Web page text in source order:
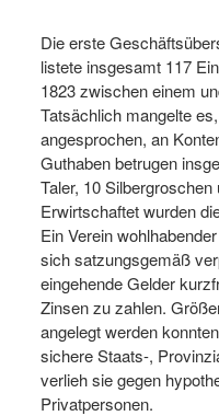
Die erste
listete insgesamt 117
1823 zwischen einem
Tatsächlich mangelte
angesprochen, an
Guthaben betrugen
Taler, 10 Silbergroschen
Erwirtschaftet wurden
Ein Verein
sich satzungsgemäß
eingehende Gelder
Zinsen zu zahlen.
angelegt werden
sichere Staats-,
verlieh sie gegen
Privatpersonen.